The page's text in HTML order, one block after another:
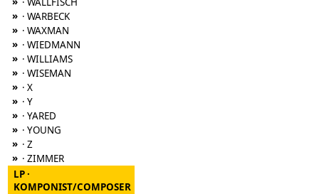
» · WARBECK
» · WAXMAN
» · WIEDMANN
» · WILLIAMS
» · WISEMAN
» · X
» · Y
» · YARED
» · YOUNG
» · Z
» · ZIMMER
LP ·
KOMPONIST/COMPOSER